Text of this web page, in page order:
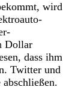
wird
Dollar
dass ihm
Twitter und